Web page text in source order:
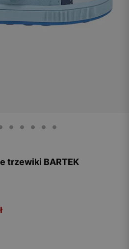
trzewiki BARTEK